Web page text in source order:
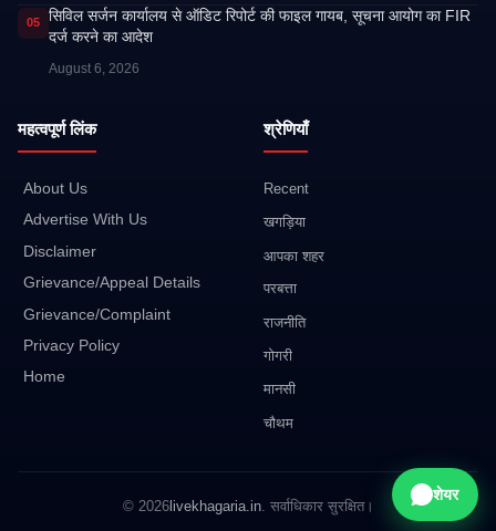
05
सिविल सर्जन कार्यालय से ऑडिट रिपोर्ट की फाइल गायब, सूचना आयोग का FIR
दर्ज करने का आदेश
August 6, 2026
महत्वपूर्ण लिंक
About Us
Advertise With Us
Disclaimer
Grievance/Appeal Details
Grievance/Complaint
Privacy Policy
Home
श्रेणियाँ
Recent
खगड़िया
आपका शहर
परबत्ता
राजनीति
गोगरी
मानसी
चौथम
© 2026livekhagaria.in. सर्वाधिकार सुरक्षित।
शेयर